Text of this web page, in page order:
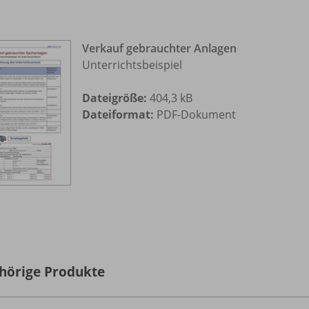
Verkauf gebrauchter Anlagen
Unterrichtsbeispiel
Dateigröße: 404,3 kB
Dateiformat: PDF-Dokument
Produkte